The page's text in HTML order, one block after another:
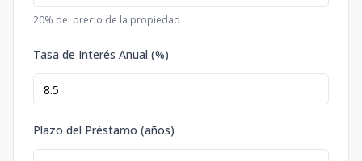
20% del precio de la propiedad
Tasa de Interés Anual (%)
Plazo del Préstamo (años)